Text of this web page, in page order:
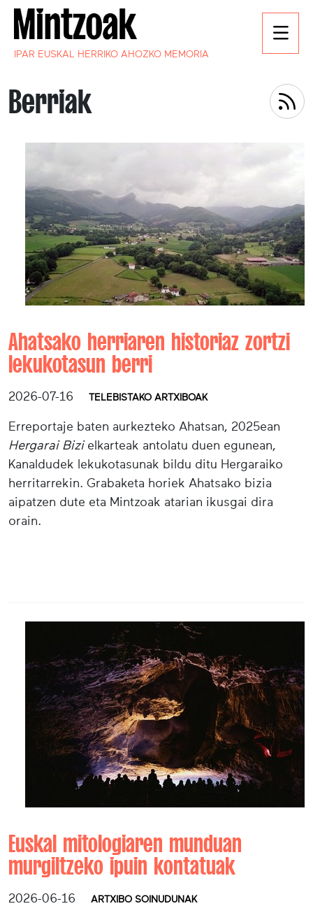
IPAR EUSKAL HERRIKO AHOZKO MEMORIA
Berriak
Ahatsako herriaren historiaz zortzi
lekukotasun berri
2026-07-16 TELEBISTAKO ARTXIBOAK
Erreportaje baten aurkezteko Ahatsan, 2025ean
Hergarai Bizielkarteak antolatu duen egunean,
Kanaldudek lekukotasunak bildu ditu Hergaraiko
herritarrekin. Grabaketa horiek Ahatsako bizia
aipatzen dute eta Mintzoak atarian ikusgai dira
orain.
Euskal mitologiaren munduan
murgiltzeko ipuin kontatuak
2026-06-16 ARTXIBO SOINUDUNAK